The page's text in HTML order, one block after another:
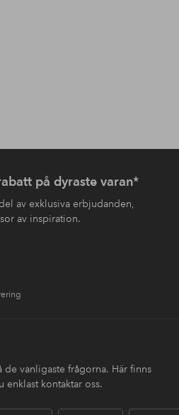
på dyraste varan*
av exklusiva erbjudanden,
av inspiration.
de vanligaste frågorna. Här finns
kontaktar oss.